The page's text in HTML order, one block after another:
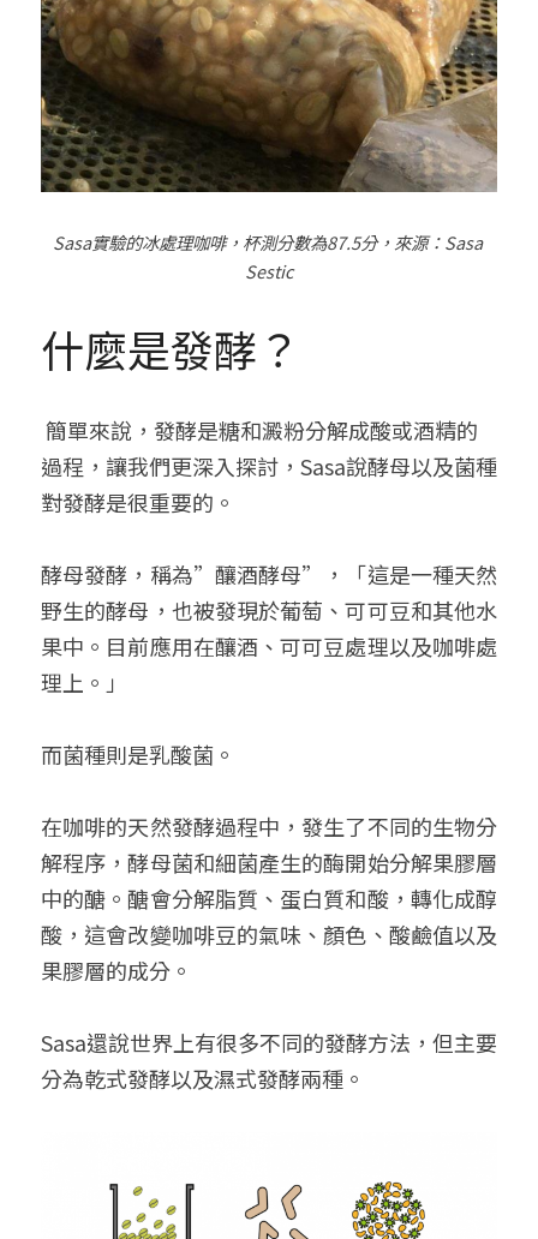
Sasa實驗的冰處理咖啡，杯測分數為87.5分，來源：Sasa
Sestic
什麼是發酵？
過程，讓我們更深入探討，Sasa說酵母以及菌種
對發酵是很重要的。
酵母發酵，稱為”釀酒酵母”，「這是一種天然
野生的酵母，也被發現於葡萄、可可豆和其他水
果中。目前應用在釀酒、可可豆處理以及咖啡處
理上。」
而菌種則是乳酸菌。
在咖啡的天然發酵過程中，發生了不同的生物分
解程序，酵母菌和細菌產生的酶開始分解果膠層
中的醣。醣會分解脂質、蛋白質和酸，轉化成醇
酸，這會改變咖啡豆的氣味、顏色、酸鹼值以及
果膠層的成分。
Sasa還說世界上有很多不同的發酵方法，但主要
分為乾式發酵以及濕式發酵兩種。